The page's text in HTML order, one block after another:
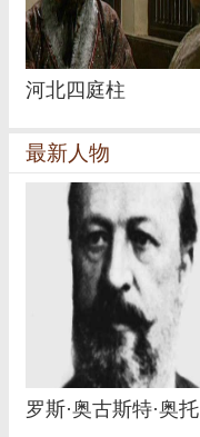
河北四庭柱
最新人物
罗斯·奥古斯特·奥托